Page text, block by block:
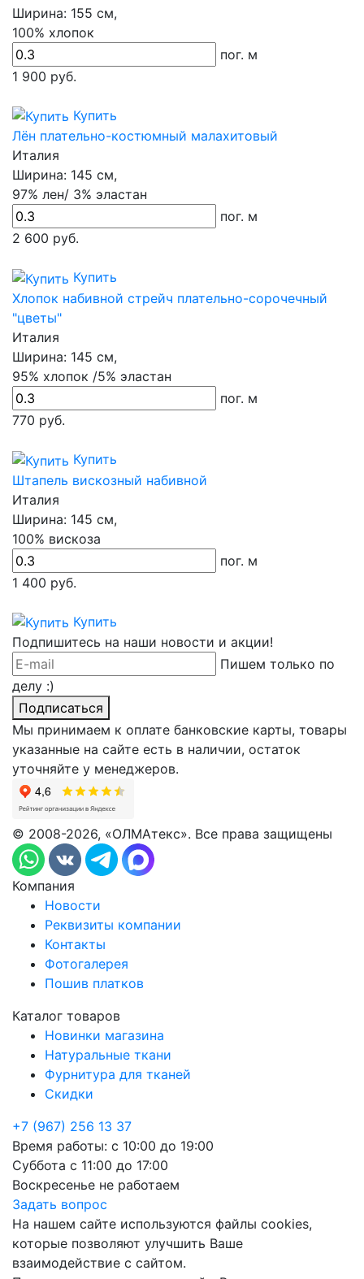
Ширина: 155 см,
100% хлопок
пог. м
1 900руб.
Купить
Лён плательно-костюмный малахитовый
Италия
Ширина: 145 см,
97% лен/ 3% эластан
пог. м
2 600руб.
Купить
Хлопок набивной стрейч плательно-сорочечный
"цветы"
Италия
Ширина: 145 см,
95% хлопок /5% эластан
пог. м
770руб.
Купить
Штапель вискозный набивной
Италия
Ширина: 145 см,
100% вискоза
пог. м
1 400руб.
Купить
Подпишитесь на наши новости и акции!
Пишем только по
делу :)
Подписаться
Мы принимаем к оплате банковские карты, товары
указанные на сайте есть в наличии, остаток
уточняйте у менеджеров.
© 2008-2026, «ОЛМАтекс». Все права защищены
Компания
Новости
Реквизиты компании
Контакты
Фотогалерея
Пошив платков
Каталог товаров
Новинки магазина
Натуральные ткани
Фурнитура для тканей
Скидки
+7 (967) 256 13 37
Время работы: с 10:00 до 19:00
Суббота с 11:00 до 17:00
Воскресенье не работаем
Задать вопрос
На нашем сайте используются файлы cookies,
которые позволяют улучшить Ваше
взаимодействие с сайтом.